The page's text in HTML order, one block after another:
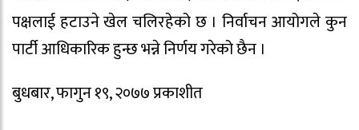
पक्षलाई हटाउने खेल चलिरहेको छ । निर्वाचन आयोगले कुन
पार्टी आधिकारिक हुन्छ भन्ने निर्णय गरेको छैन ।
बुधबार, फागुन १९, २०७७ प्रकाशीत